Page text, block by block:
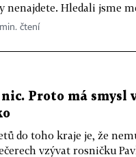
nenajdete. Hledali jsme
min. čtení
Proto má smysl
do toho kraje je, že
vzývat rosničku